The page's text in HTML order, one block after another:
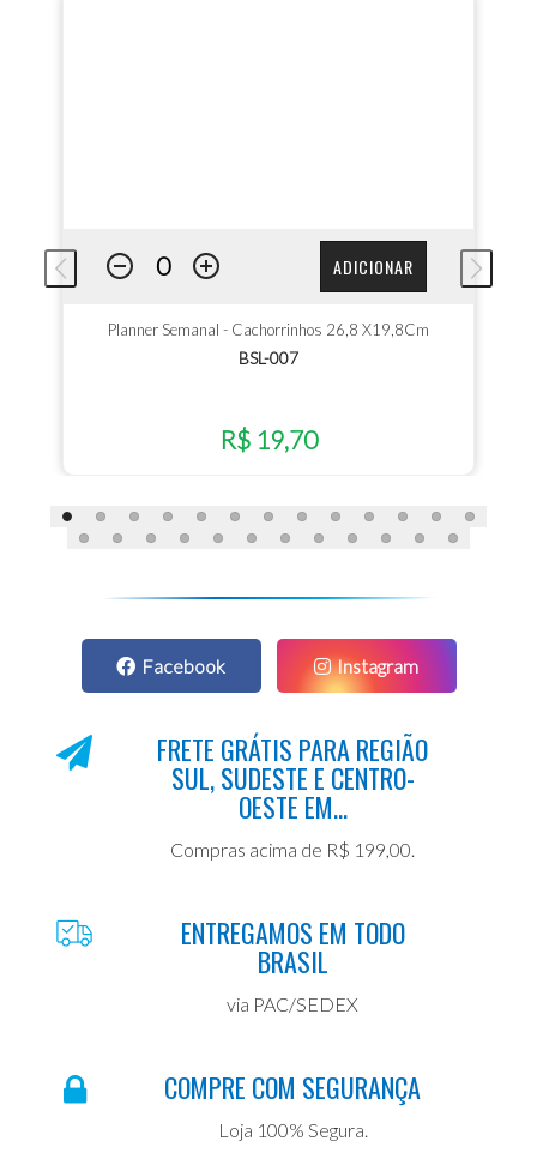
ADICIONAR
Planner Semanal - Cachorrinhos 26,8 X19,8Cm
BSL-007
R$ 19,70
Facebook Instagram
FRETE GRÁTIS PARA REGIÃO
SUL, SUDESTE E CENTRO-
OESTE EM...
Compras acima de R$ 199,00.
ENTREGAMOS EM TODO
BRASIL
via PAC/SEDEX
COMPRE COM SEGURANÇA
Loja 100% Segura.